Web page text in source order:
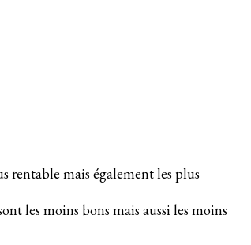
rentable mais également les plus
les moins bons mais aussi les moins